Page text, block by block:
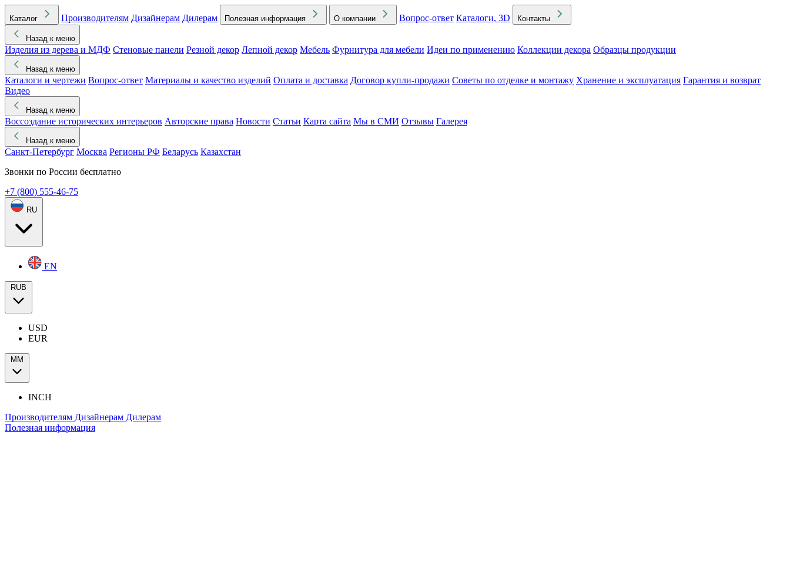
Каталог Производителям Дизайнерам Дилерам Полезная информация О компании Вопрос-ответ Каталоги, 3D Контакты
Назад к меню
Изделия из дерева и МДФ Стеновые панели Резной декор Лепной декор Мебель Фурнитура для мебели Идеи по применению Коллекции декора Образцы продукции
Назад к меню
Каталоги и чертежи Вопрос-ответ Материалы и качество изделий Оплата и доставка Договор купли-продажи Советы по отделке и монтажу Хранение и эксплуатация Гарантия и возврат
Видео
Назад к меню
Воссоздание исторических интерьеров Авторские права Новости Статьи Карта сайта Мы в СМИ Отзывы Галерея
Назад к меню
Санкт-Петербург Москва Регионы РФ Беларусь Казахстан
Звонки по России бесплатно
+7 (800) 555-46-75
RU
EN
RUB
USD
EUR
ММ
INCH
Производителям Дизайнерам Дилерам
Полезная информация